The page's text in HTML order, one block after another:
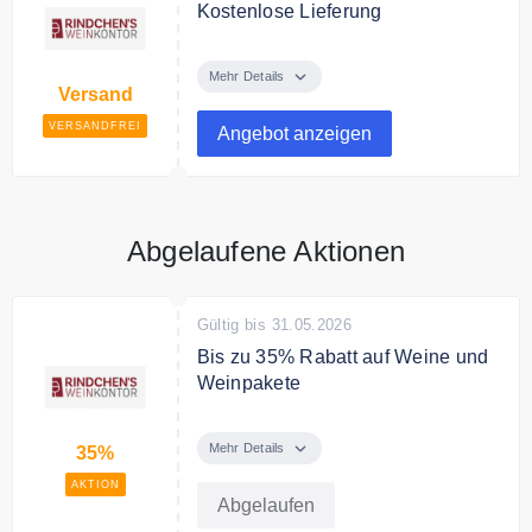
Versand
VERSANDFREI
Kostenlose Lieferung
Rindchen's Weinkontor Ihre
Mehr Details
Angebot anzeigen
Abgelaufene Aktionen
35%
AKTION
Gültig bis 31.05.2026
Bis zu 35% Rabatt auf Weine und
Weinpakete
35% Rabatt auf Weine und
Weinkontor
Mehr Details
Abgelaufen